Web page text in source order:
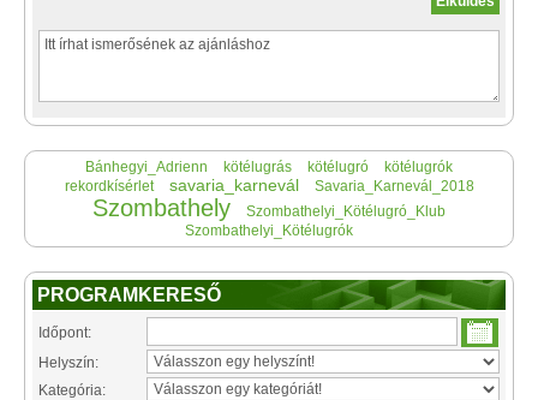
Bánhegyi_Adrienn kötélugrás kötélugró
kötélugrók
rekordkísérlet
savaria_karnevál Savaria_Karnevál_2018
Szombathely
Szombathelyi_Kötélugró_Klub
Szombathelyi_Kötélugrók
PROGRAMKERESŐ
Időpont:
Helyszín:
Kategória: